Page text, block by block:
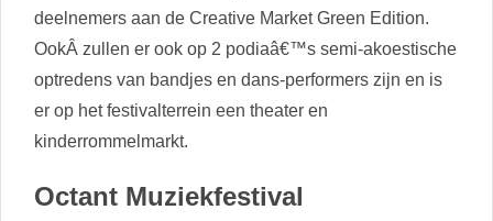
deelnemers aan de Creative Market Green Edition.
OokÂ zullen er ook op 2 podiaâ€™s semi-akoestische
optredens van bandjes en dans-performers zijn en is
er op het festivalterrein een theater en
kinderrommelmarkt.
Octant Muziekfestival